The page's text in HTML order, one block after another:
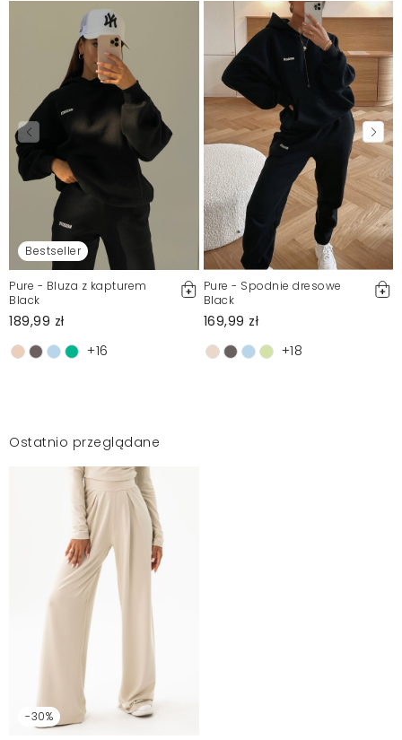
Bestseller
Pure - Bluza z kapturem
Black
189,99 zł
+16
Pure - Spodnie dresowe
Black
169,99 zł
+18
Ostatnio przeglądane
-30%